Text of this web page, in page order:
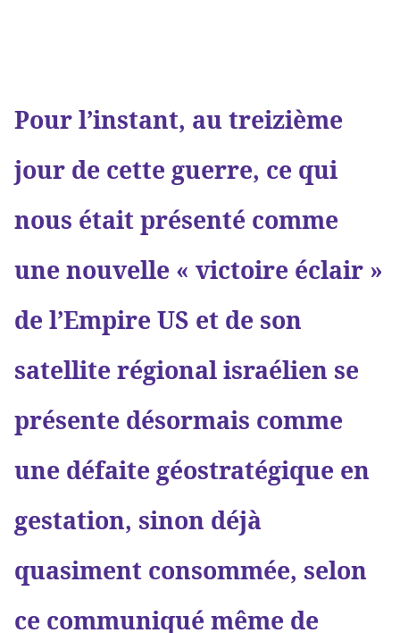
Pour l’instant, au treizième
jour de cette guerre, ce qui
nous était présenté comme
une nouvelle « victoire éclair »
de l’Empire US et de son
satellite régional israélien se
présente désormais comme
une défaite géostratégique en
gestation, sinon déjà
quasiment consommée, selon
ce communiqué même de